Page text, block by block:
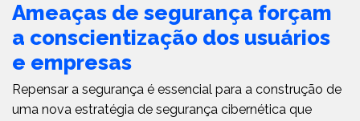
Ameaças de segurança forçam
a conscientização dos usuários
e empresas
Repensar a segurança é essencial para a construção de
uma nova estratégia de segurança cibernética que